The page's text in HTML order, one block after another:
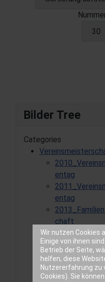
Bilder Tree
Categories
entag
entag
chaft
entag
Wir nutzen Cookies
Einige von ihnen
Betrieb der Seite,
helfen, diese
Nutzererfahrung zu
Cookies). Sie